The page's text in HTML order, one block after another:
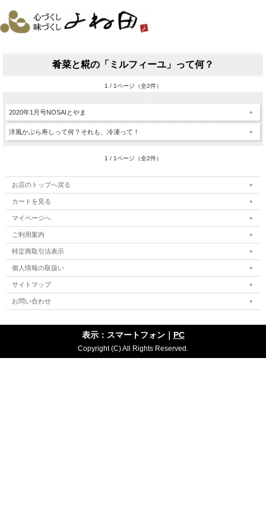
肴菜と糀の「ミルフィーユ」って何？
1 / 1ページ（全2件）
2020年1月号NOSAIとやま
洋風かぶら寿しって何？それも、冷凍って！
1 / 1ページ（全2件）
お店のトップへ戻る
カートを見る
マイページへ
ご利用案内
特定商取引法表示
個人情報の取扱い
サイトマップ
お問い合わせ
表示：スマートフォン｜ PC
Copyright (C) All Rights Reserved.